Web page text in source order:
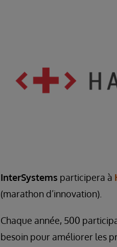
InterSystems participera à
(marathon d’innovation).
Chaque année, 500
besoin pour améliorer les